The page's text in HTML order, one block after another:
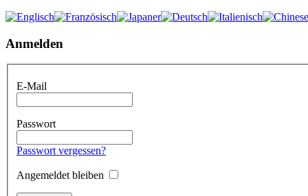
Anmelden
E-Mail
Passwort
Passwort vergessen?
Angemeldet bleiben